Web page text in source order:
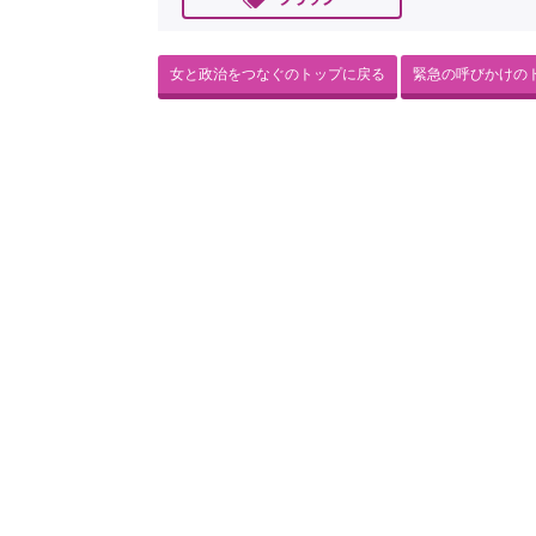
女と政治をつなぐのトップに戻る 緊急の呼びかけの